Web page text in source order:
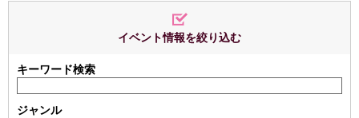
イベント情報を絞り込む
キーワード検索
ジャンル